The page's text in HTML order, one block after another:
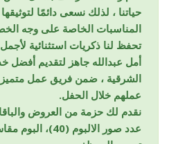
حياتنا ، لذلك نسعى دائمًا
المناسبات الخاصة على وجه
تحفظ لنا ذكريات استثنائية
أمل عبدالله جاهز لتقديم أفضل
الشرقية ، ضمن فريق عمل
عملهم خلال الحفل.
نقدم لك حزمة من العروض